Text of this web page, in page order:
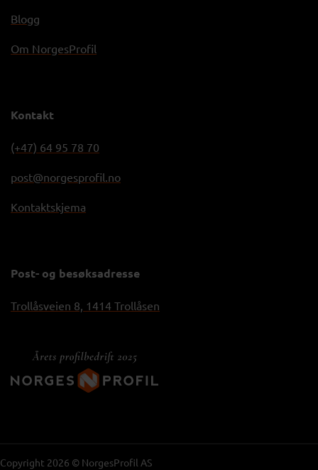
Blogg
Om NorgesProfil
Kontakt
(+47) 64 95 78 70
post@norgesprofil.no
Kontaktskjema
Post- og besøksadresse
Trollåsveien 8, 1414 Trollåsen
Copyright 2026 © NorgesProfil AS